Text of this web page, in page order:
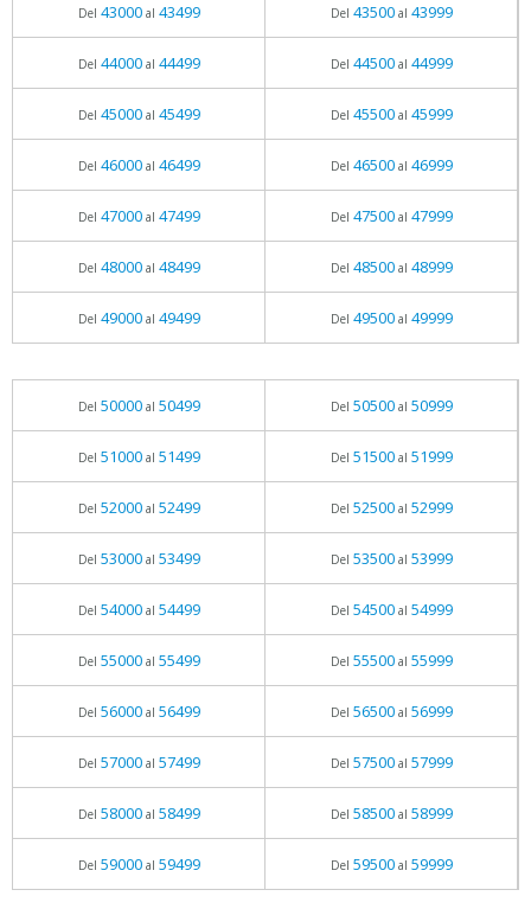
Del 43000al 43499 Del 43500al 43999
Del 44000al 44499 Del 44500al 44999
Del 45000al 45499 Del 45500al 45999
Del 46000al 46499 Del 46500al 46999
Del 47000al 47499 Del 47500al 47999
Del 48000al 48499 Del 48500al 48999
Del 49000al 49499 Del 49500al 49999
Del 50000al 50499 Del 50500al 50999
Del 51000al 51499 Del 51500al 51999
Del 52000al 52499 Del 52500al 52999
Del 53000al 53499 Del 53500al 53999
Del 54000al 54499 Del 54500al 54999
Del 55000al 55499 Del 55500al 55999
Del 56000al 56499 Del 56500al 56999
Del 57000al 57499 Del 57500al 57999
Del 58000al 58499 Del 58500al 58999
Del 59000al 59499 Del 59500al 59999